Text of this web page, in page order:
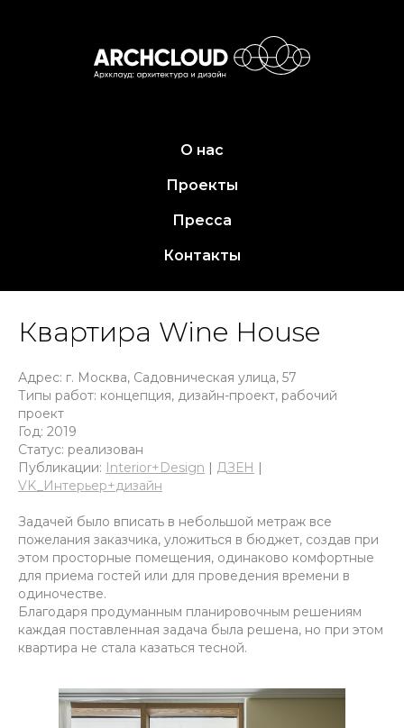
О нас
Проекты
Пресса
Контакты
Квартира Wine House
Адрес: г. Москва, Садовническая улица, 57
Типы работ: концепция, дизайн-проект, рабочий
проект
Год: 2019
Статус: реализован
Публикации: Interior+Design | ДЗЕН |
VK_Интерьер+дизайн
Задачей было вписать в небольшой метраж все
пожелания заказчика, уложиться в бюджет, создав при
этом просторные помещения, одинаково комфортные
для приема гостей или для проведения времени в
одиночестве.
Благодаря продуманным планировочным решениям
каждая поставленная задача была решена, но при этом
квартира не стала казаться тесной.